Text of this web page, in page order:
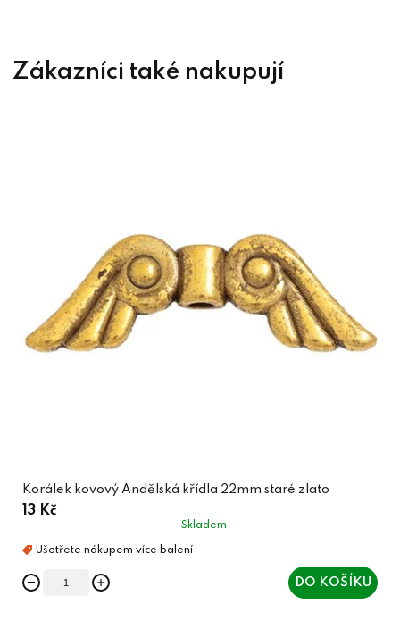
Korálek kovový Andělská křídla 22mm staré zlato
13 Kč
Skladem
DO KOŠÍKU